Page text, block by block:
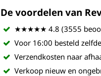
De voordelen van
★★★★★ 4.8 (3555
Voor 16:00 besteld
Verzendkosten naar
Verkoop nieuw en